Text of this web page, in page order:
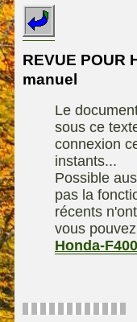
Information
contact
REVUE POUR
manuel
Le
sous ce
connexion
instants...
Possible
pas la
récents
vous
Honda-